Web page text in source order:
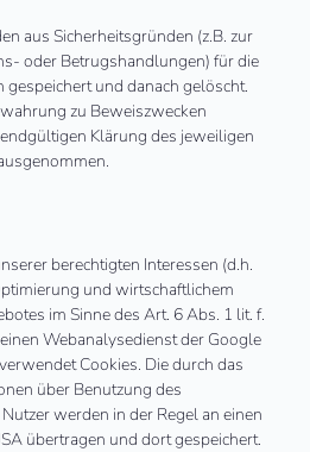
aus Sicherheitsgründen (z.B. zur
oder Betrugshandlungen) für die
gespeichert und danach gelöscht.
zu Beweiszwecken
Klärung des jeweiligen
berechtigten Interessen (d.h.
und wirtschaftlichem
im Sinne des Art. 6 Abs. 1 lit. f.
Webanalysedienst der Google
Cookies. Die durch das
über Benutzung des
werden in der Regel an einen
übertragen und dort gespeichert.